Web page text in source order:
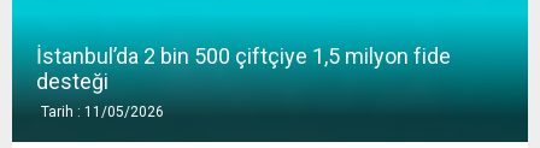
Aİstanbul’da 2 bin 500 çiftçiye 1,5 milyon fide
desteği
Tarih : 11/05/2026